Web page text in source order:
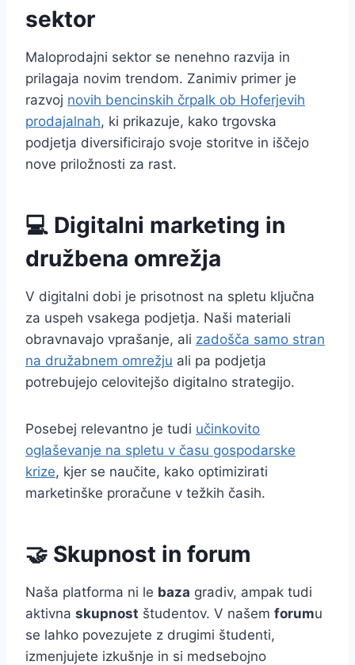
sektor
Maloprodajni sektor se nenehno razvija in
prilagaja novim trendom. Zanimiv primer je
razvoj novih bencinskih črpalk ob Hoferjevih
prodajalnah, ki prikazuje, kako trgovska
podjetja diversificirajo svoje storitve in iščejo
nove priložnosti za rast.
💻 Digitalni marketing in
družbena omrežja
V digitalni dobi je prisotnost na spletu ključna
za uspeh vsakega podjetja. Naši materiali
obravnavajo vprašanje, ali zadošča samo stran
na družabnem omrežju ali pa podjetja
potrebujejo celovitejšo digitalno strategijo.
Posebej relevantno je tudi učinkovito
oglaševanje na spletu v času gospodarske
krize, kjer se naučite, kako optimizirati
marketinške proračune v težkih časih.
🤝 Skupnost in forum
Naša platforma ni le baza gradiv, ampak tudi
aktivna skupnost študentov. V našem forumu
se lahko povezujete z drugimi študenti,
izmenjujete izkušnje in si medsebojno